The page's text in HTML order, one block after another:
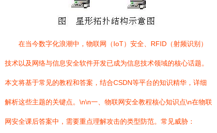
在当今数字化浪潮中，物联网（IoT）安全、RFID（射频识别）
技术以及网络与信息安全软件开发已成为信息技术领域的核心话题。
本文将基于常见的教程和答案，结合CSDN等平台的知识精华，详细
解析这些主题的关键点。\n\n一、物联网安全教程核心知识点\n在物联
网安全课后答案中，需要重点理解攻击的类型防范。常见威胁：